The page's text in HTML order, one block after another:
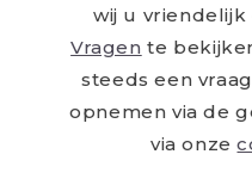
wij u vriendelijk
Vragen te
steeds een
opnemen via de
via onze